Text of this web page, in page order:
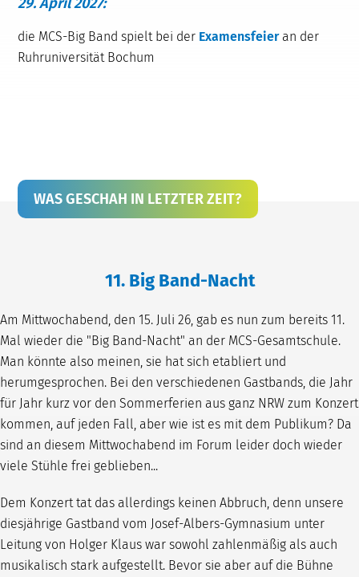
die MCS-Big Band spielt bei der Examensfeier an der
Ruhruniversität Bochum
WAS GESCHAH IN LETZTER ZEIT?
11. Big Band-Nacht
Am Mittwochabend, den 15. Juli 26, gab es nun zum bereits 11.
Mal wieder die "Big Band-Nacht" an der MCS-Gesamtschule.
Man könnte also meinen, sie hat sich etabliert und
herumgesprochen. Bei den verschiedenen Gastbands, die Jahr
für Jahr kurz vor den Sommerferien aus ganz NRW zum Konzert
kommen, auf jeden Fall, aber wie ist es mit dem Publikum? Da
sind an diesem Mittwochabend im Forum leider doch wieder
viele Stühle frei geblieben...
Dem Konzert tat das allerdings keinen Abbruch, denn unsere
diesjährige Gastband vom Josef-Albers-Gymnasium unter
Leitung von Holger Klaus war sowohl zahlenmäßig als auch
musikalisch stark aufgestellt. Bevor sie aber auf die Bühne